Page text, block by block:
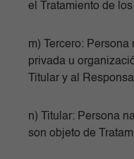
el Tratamiento de
m) Tercero:
privada u
Titular y al
n) Titular: Persona
son objeto de